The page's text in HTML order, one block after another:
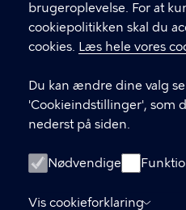
brugeroplevelse. For at
cookiepolitikken skal du
cookies. Læs hele vores
Du kan ændre dine valg
'Cookieindstillinger', som
nederst på siden.
Nødvendige
Vis cookieforklaring
GENVEJE
Digital Post
Databeskyttelse
Om hjemmesiden